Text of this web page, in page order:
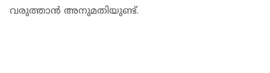
വരുത്താന്‍ അനുമതിയുണ്ട്.